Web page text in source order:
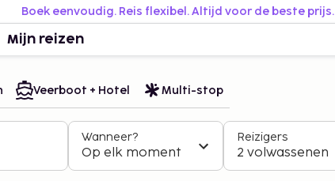
Boek eenvoudig. Reis flexibel. Altijd voor de beste prijs.
Mijn reizen
Veerboot + Hotel Multi-stop
Wanneer?
Op elk moment
Reizigers
2 volwassenen